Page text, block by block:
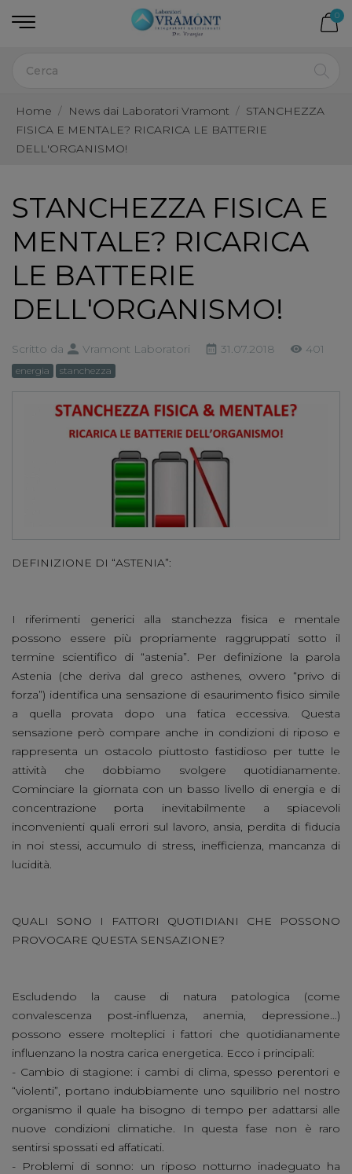
0
Home News dai Laboratori Vramont
STANCHEZZA
FISICA E MENTALE? RICARICA LE BATTERIE
DELL'ORGANISMO!
STANCHEZZA FISICA E
MENTALE? RICARICA
LE BATTERIE
DELL'ORGANISMO!
Scritto da Vramont Laboratori 31.07.2018 401
energia stanchezza
DEFINIZIONE DI “ASTENIA”:
I riferimenti generici alla stanchezza fisica e mentale
possono essere più propriamente raggruppati sotto il
termine scientifico di “astenia”. Per definizione la parola
Astenia (che deriva dal greco asthenes, ovvero “privo di
forza”) identifica una sensazione di esaurimento fisico simile
a quella provata dopo una fatica eccessiva. Questa
sensazione però compare anche in condizioni di riposo e
rappresenta un ostacolo piuttosto fastidioso per tutte le
attività che dobbiamo svolgere quotidianamente.
Cominciare la giornata con un basso livello di energia e di
concentrazione porta inevitabilmente a spiacevoli
inconvenienti quali errori sul lavoro, ansia, perdita di fiducia
in noi stessi, accumulo di stress, inefficienza, mancanza di
lucidità.
QUALI SONO I FATTORI QUOTIDIANI CHE POSSONO
PROVOCARE QUESTA SENSAZIONE?
Escludendo la cause di natura patologica (come
convalescenza post-influenza, anemia, depressione…)
possono essere molteplici i fattori che quotidianamente
influenzano la nostra carica energetica. Ecco i principali:
- Cambio di stagione: i cambi di clima, spesso perentori e
“violenti”, portano indubbiamente uno squilibrio nel nostro
organismo il quale ha bisogno di tempo per adattarsi alle
nuove condizioni climatiche. In questa fase non è raro
sentirsi spossati ed affaticati.
- Problemi di sonno: un riposo notturno inadeguato ha